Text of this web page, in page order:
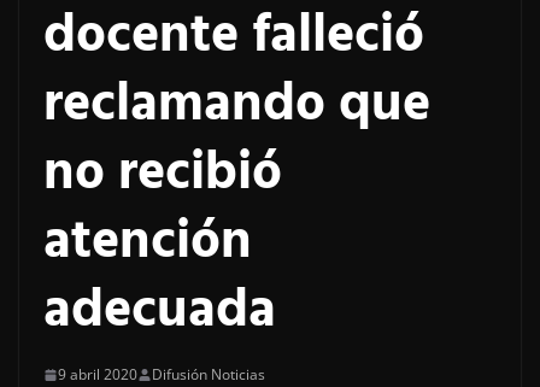
docente falleció
reclamando que
no recibió
atención
adecuada
9 abril 2020 Difusión Noticias